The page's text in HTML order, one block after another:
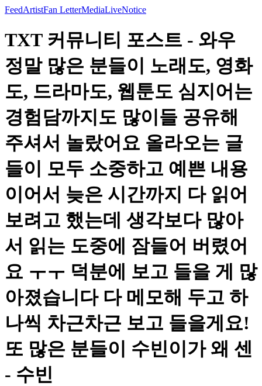
FeedArtistFan LetterMediaLiveNotice
TXT 커뮤니티 포스트 - 와우
정말 많은 분들이 노래도, 영화
도, 드라마도, 웹툰도 심지어는
경험담까지도 많이들 공유해
주셔서 놀랐어요 올라오는 글
들이 모두 소중하고 예쁜 내용
이어서 늦은 시간까지 다 읽어
보려고 했는데 생각보다 많아
서 읽는 도중에 잠들어 버렸어
요 ㅜㅜ 덕분에 보고 들을 게 많
아졌습니다 다 메모해 두고 하
나씩 차근차근 보고 들을게요!
또 많은 분들이 수빈이가 왜 센
- 수빈